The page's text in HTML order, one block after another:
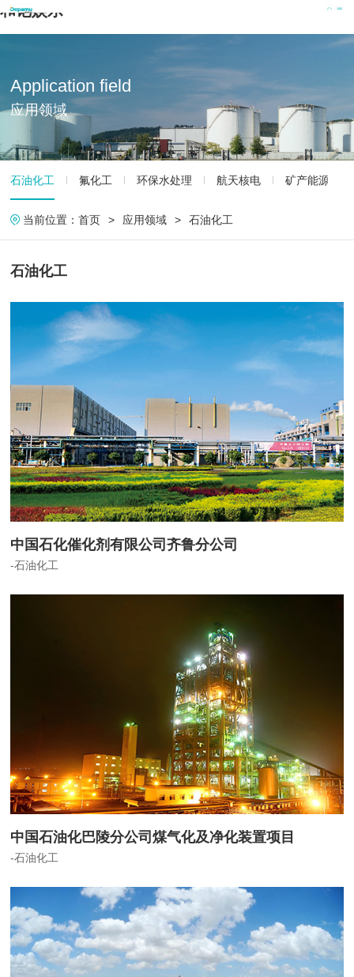
和记娱乐
Application field
应用领域
石油化工 氟化工 环保水处理 航天核电 矿产能源
当前位置：首页 > 应用领域 > 石油化工
石油化工
中国石化催化剂有限公司齐鲁分公司
-石油化工
中国石油化巴陵分公司煤气化及净化装置项目
-石油化工